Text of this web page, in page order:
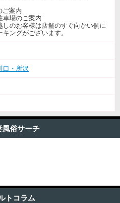
案内
車場のご案内
しのお客様は店舗のすぐ向かい側に
キングがございます。
口・所沢
風俗サーチ
トコラム